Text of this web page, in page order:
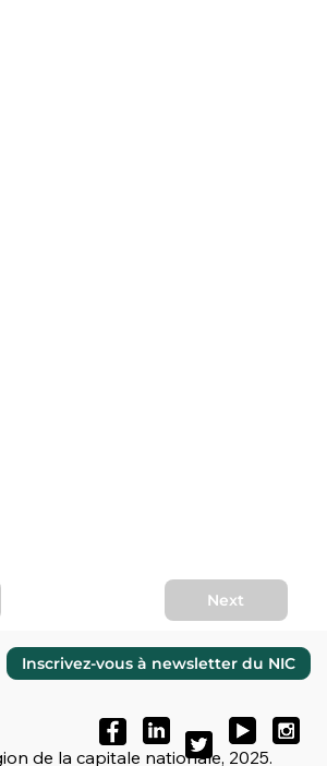
Next
de la capitale nationale, 2025.
Inscrivez-vous à newsletter du NIC